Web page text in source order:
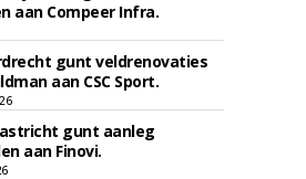
aan Compeer Infra.
gunt veldrenovaties
aan CSC Sport.
gunt aanleg
aan Finovi.